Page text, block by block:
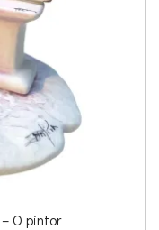
O pintor